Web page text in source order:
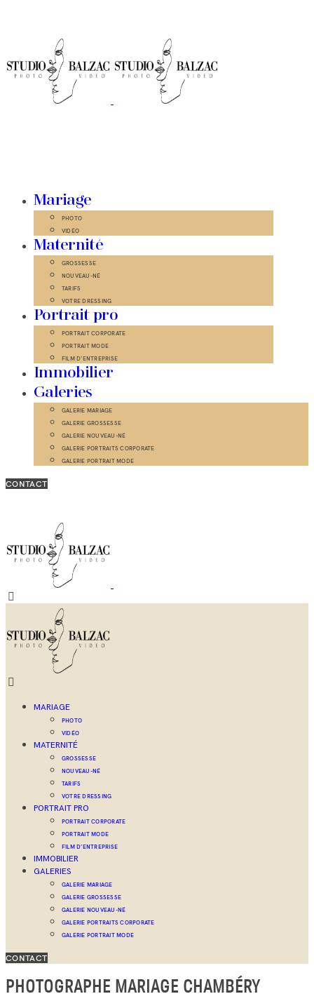
Mariage
PHOTO
VIDÉO
Maternité
GROSSESSE
NOUVEAU-NÉ
TARIFS
VOTRE DRESSING
Portrait pro
PORTRAIT CORPORATE
PORTRAIT MODE
FILM D’ENTREPRISE
Immobilier
Galeries
GALERIE MARIAGE
GALERIE GROSSESSE
GALERIE NOUVEAU-NÉ
GALERIE PORTRAITS CORPORATE
GALERIE PORTRAIT MODE
CONTACT
MARIAGE
PHOTO
VIDÉO
MATERNITÉ
GROSSESSE
NOUVEAU-NÉ
TARIFS
VOTRE DRESSING
PORTRAIT PRO
PORTRAIT CORPORATE
PORTRAIT MODE
FILM D’ENTREPRISE
IMMOBILIER
GALERIES
GALERIE MARIAGE
GALERIE GROSSESSE
GALERIE NOUVEAU-NÉ
GALERIE PORTRAITS CORPORATE
GALERIE PORTRAIT MODE
CONTACT
PHOTOGRAPHE MARIAGE CHAMBÉRY